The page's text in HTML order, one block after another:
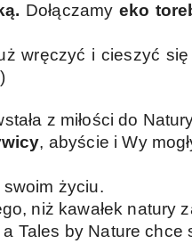
Dołączamy eko
wręczyć i cieszyć
z miłości do
, abyście i Wy
życiu.
niż kawałek natury
Tales by Nature chce